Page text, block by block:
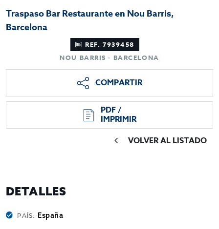
Traspaso Bar Restaurante en Nou Barris,
Barcelona
REF. 7939458
NOU BARRIS · BARCELONA
COMPARTIR
PDF /
IMPRIMIR
VOLVER AL LISTADO
DETALLES
PAÍS: España